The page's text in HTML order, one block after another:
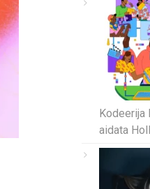
Kodeerija
aidata